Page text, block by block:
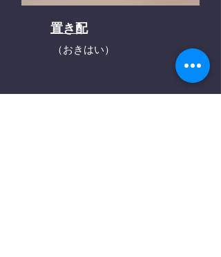
置き配
（おきはい）